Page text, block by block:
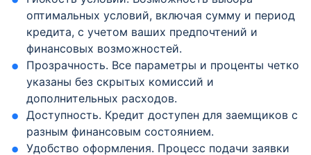
оптимальных условий, включая сумму и период
кредита, с учетом ваших предпочтений и
финансовых возможностей.
Прозрачность. Все параметры и проценты четко
указаны без скрытых комиссий и
дополнительных расходов.
Доступность. Кредит доступен для заемщиков с
разным финансовым состоянием.
Удобство оформления. Процесс подачи заявки